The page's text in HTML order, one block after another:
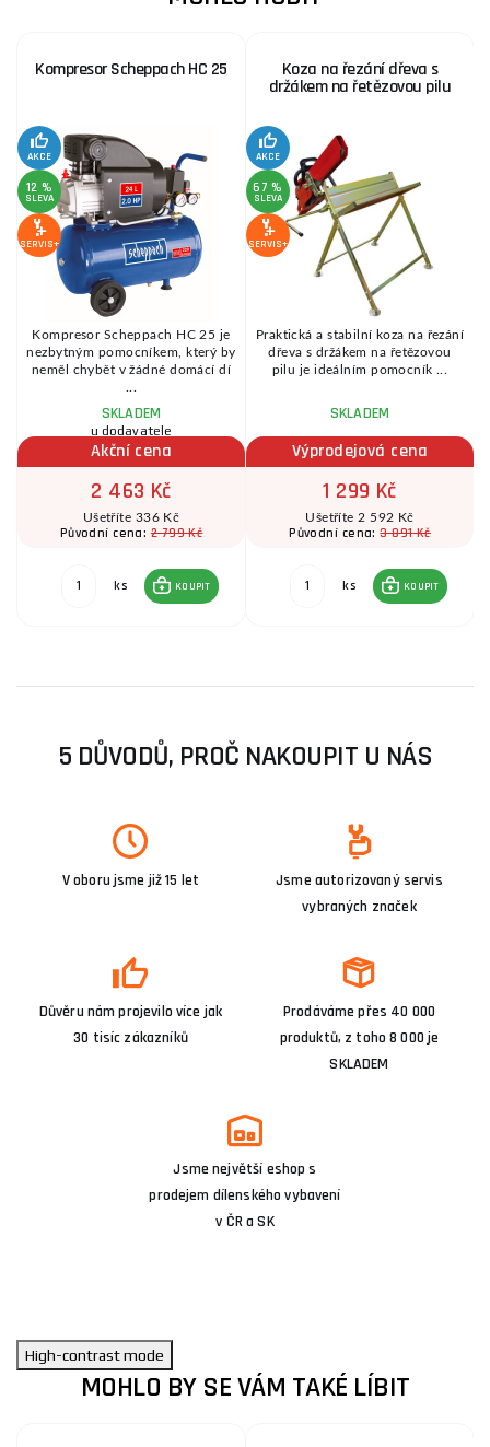
Kompresor Scheppach HC 25
AKCE
12 %
SLEVA
SERVIS+
Kompresor Scheppach HC 25 je
nezbytným pomocníkem, který by
neměl chybět v žádné domácí dí
SKLADEM
u dodavatele
Akční cena
2 463 Kč
Ušetříte 336 Kč
Původní cena:2 799 Kč
ks KOUPIT
Koza na řezání dřeva s
držákem na řetězovou pilu
AKCE
67 %
SLEVA
SERVIS+
Praktická a stabilní koza na řezání
dřeva s držákem na řetězovou
pilu je ideálním pomocník ...
SKLADEM
Výprodejová cena
1 299 Kč
Ušetříte 2 592 Kč
Původní cena:3 891 Kč
ks KOUPIT
5 DŮVODŮ, PROČ NAKOUPIT U NÁS
V oboru jsme již 15 let
Jsme autorizovaný servis
vybraných značek
Důvěru nám projevilo více jak
30 tisíc zákazníků
Prodáváme přes 40 000
produktů, z toho 8 000 je
SKLADEM
Jsme největší eshop s
prodejem dílenského vybavení
v ČR a SK
High-contrast mode
MOHLO BY SE VÁM TAKÉ LÍBIT